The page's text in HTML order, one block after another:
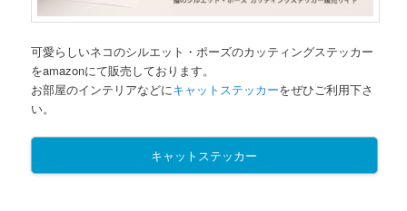
可愛らしいネコのシルエット・ポーズのカッティングステッカー
をamazonにて販売しております。
お部屋のインテリアなどにキャットステッカーをぜひご利用下さ
い。
キャットステッカー